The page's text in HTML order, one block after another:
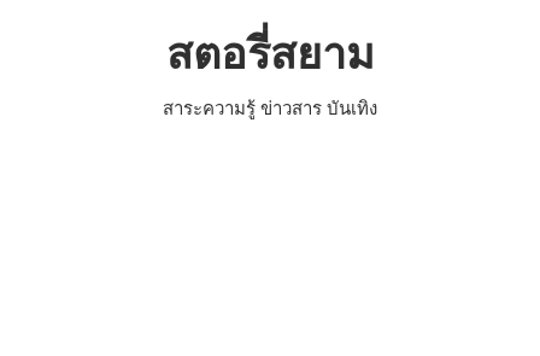
สตอรี่สยาม
สาระความรู้ ข่าวสาร บันเทิง